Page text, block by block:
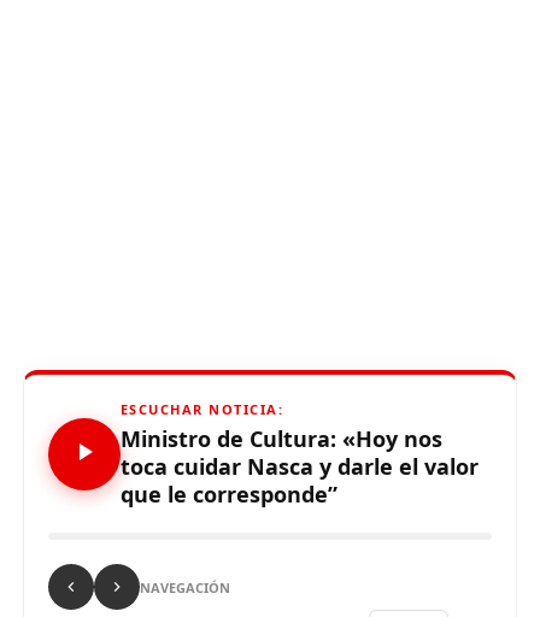
ESCUCHAR NOTICIA:
Ministro de Cultura: «Hoy nos
toca cuidar Nasca y darle el valor
que le corresponde”
NAVEGACIÓN